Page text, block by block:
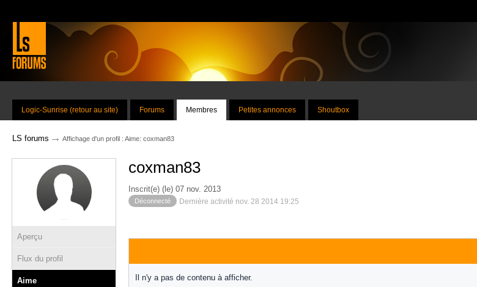
Logic-Sunrise (retour au site) Forums Membres Petites annonces Shoutbox
LS forums → Affichage d'un profil : Aime: coxman83
Aperçu
Flux du profil
Aime
coxman83
Inscrit(e) (le) 07 nov. 2013
Déconnecté Dernière activité nov. 28 2014 19:25
Il n'y a pas de contenu à afficher.